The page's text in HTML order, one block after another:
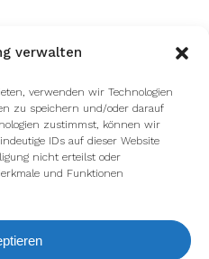
verwalten
verwenden wir Technologien
zu speichern und/oder darauf
zustimmst, können wir
IDs auf dieser Website
nicht erteilst oder
und Funktionen
spotify twitch